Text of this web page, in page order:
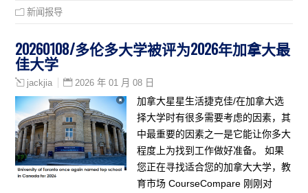
新闻报导
20260108/多伦多大学被评为2026年加拿大最
佳大学
jackjia 2026 年 01 月 08 日
加拿大星星生活捷克佳/在加拿大选
择大学时有很多需要考虑的因素，其
中最重要的因素之一是它能让你多大
程度上为找到工作做好准备。 如果
您正在寻找适合您的加拿大大学，教
育市场 CourseCompare 刚刚对